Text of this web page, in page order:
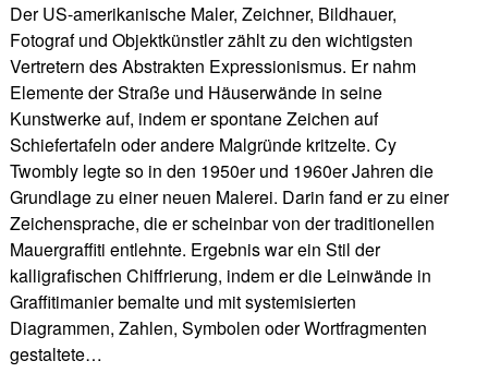
Der US-amerikanische Maler, Zeichner, Bildhauer,
Fotograf und Objektkünstler zählt zu den wichtigsten
Vertretern des Abstrakten Expressionismus. Er nahm
Elemente der Straße und Häuserwände in seine
Kunstwerke auf, indem er spontane Zeichen auf
Schiefertafeln oder andere Malgründe kritzelte. Cy
Twombly legte so in den 1950er und 1960er Jahren die
Grundlage zu einer neuen Malerei. Darin fand er zu einer
Zeichensprache, die er scheinbar von der traditionellen
Mauergraffiti entlehnte. Ergebnis war ein Stil der
kalligrafischen Chiffrierung, indem er die Leinwände in
Graffitimanier bemalte und mit systemisierten
Diagrammen, Zahlen, Symbolen oder Wortfragmenten
gestaltete…